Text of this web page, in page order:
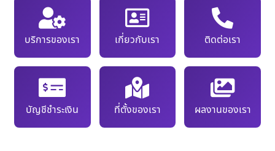
บริการของเรา เกี่ยวกับเรา ติดต่อเรา
บัญชีชำระเงิน ที่ตั้งของเรา ผลงานของเรา